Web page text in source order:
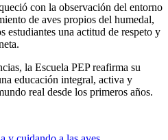
con la observación del entorno
de aves propios del humedal,
estudiantes una actitud de respeto y
la Escuela PEP reafirma su
educación integral, activa y
real desde los primeros años.